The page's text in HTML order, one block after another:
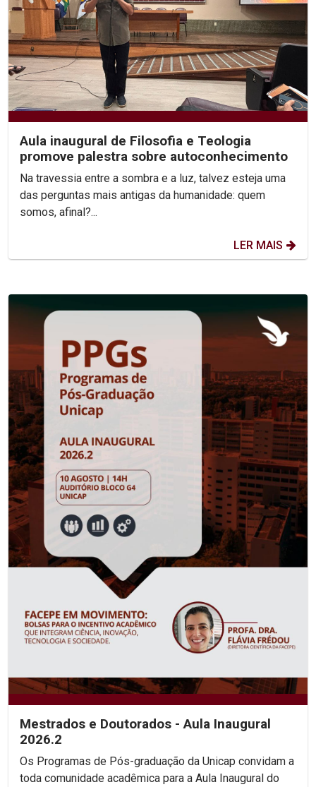
Aula inaugural de Filosofia e Teologia
promove palestra sobre autoconhecimento
Na travessia entre a sombra e a luz, talvez esteja uma
das perguntas mais antigas da humanidade: quem
somos, afinal?...
LER MAIS
Mestrados e Doutorados - Aula Inaugural
2026.2
Os Programas de Pós-graduação da Unicap convidam a
toda comunidade acadêmica para a Aula Inaugural do